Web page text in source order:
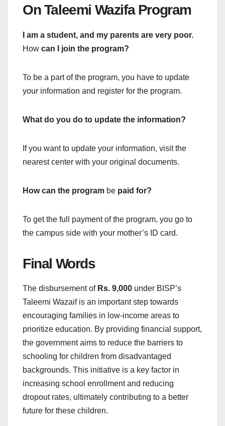
On Taleemi Wazifa Program
I am a student, and my parents are very poor.
How can I join the program?
To be a part of the program, you have to update
your information and register for the program.
What do you do to update the information?
If you want to update your information, visit the
nearest center with your original documents.
How can the program be paid for?
To get the full payment of the program, you go to
the campus side with your mother’s ID card.
Final Words
The disbursement of Rs. 9,000 under BISP’s
Taleemi Wazaif is an important step towards
encouraging families in low-income areas to
prioritize education. By providing financial support,
the government aims to reduce the barriers to
schooling for children from disadvantaged
backgrounds. This initiative is a key factor in
increasing school enrollment and reducing
dropout rates, ultimately contributing to a better
future for these children.